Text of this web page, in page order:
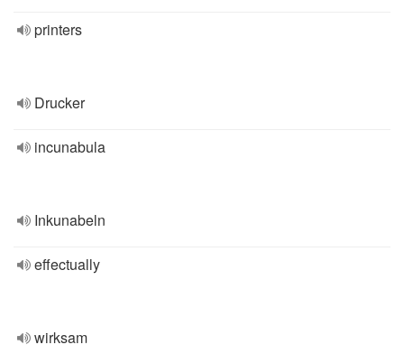
printers
Drucker
incunabula
Inkunabeln
effectually
wirksam